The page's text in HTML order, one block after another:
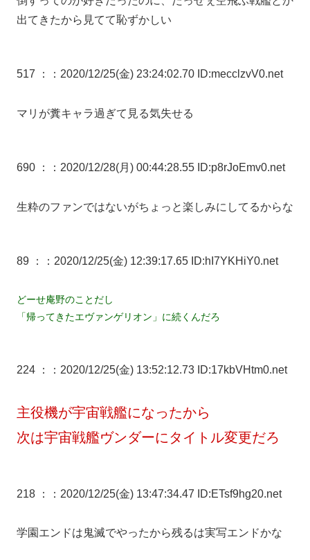
出てきたから見てて恥ずかしい
517 ： ：2020/12/25(金) 23:24:02.70 ID:mecclzvV0.net
マリが糞キャラ過ぎて見る気失せる
690 ： ：2020/12/28(月) 00:44:28.55 ID:p8rJoEmv0.net
生粋のファンではないがちょっと楽しみにしてるからな
89 ： ：2020/12/25(金) 12:39:17.65 ID:hI7YKHiY0.net
どーせ庵野のことだし
「帰ってきたエヴァンゲリオン」に続くんだろ
224 ： ：2020/12/25(金) 13:52:12.73 ID:17kbVHtm0.net
主役機が宇宙戦艦になったから
次は宇宙戦艦ヴンダーにタイトル変更だろ
218 ： ：2020/12/25(金) 13:47:34.47 ID:ETsf9hg20.net
学園エンドは鬼滅でやったから残るは実写エンドかな